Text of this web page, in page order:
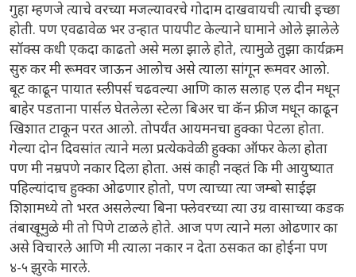
गुहा म्हणजे त्याचे वरच्या मजल्यावरचे गोदाम दाखवायची त्याची इच्छा
होती. पण एवढावेळ भर उन्हात पायपीट केल्याने घामाने ओले झालेले
सॉक्स कधी एकदा काढतो असे मला झाले होते, त्यामुळे तुझा कार्यक्रम
सुरु कर मी रूमवर जाऊन आलोच असे त्याला सांगून रूमवर आलो.
बूट काढून पायात स्लीपर्स चढवल्या आणि काल सलाह एल दीन मधून
बाहेर पडताना पार्सल घेतलेला स्टेला बिअर चा कॅन फ्रीज मधून काढून
खिशात टाकून परत आलो. तोपर्यंत आयमनचा हुक्का पेटला होता.
गेल्या दोन दिवसांत त्याने मला प्रत्येकवेळी हुक्का ऑफर केला होता
पण मी नम्रपणे नकार दिला होता. असं काही नव्हतं कि मी आयुष्यात
पहिल्यांदाच हुक्का ओढणार होतो, पण त्याच्या त्या जम्बो साईझ
शिशामध्ये तो भरत असलेल्या बिना फ्लेवरच्या त्या उग्र वासाच्या कडक
तंबाखूमुळे मी तो पिणे टाळले होते. आज पण त्याने मला ओढणार का
असे विचारले आणि मी त्याला नकार न देता ठसकत का होईना पण
४-५ झुरके मारले.